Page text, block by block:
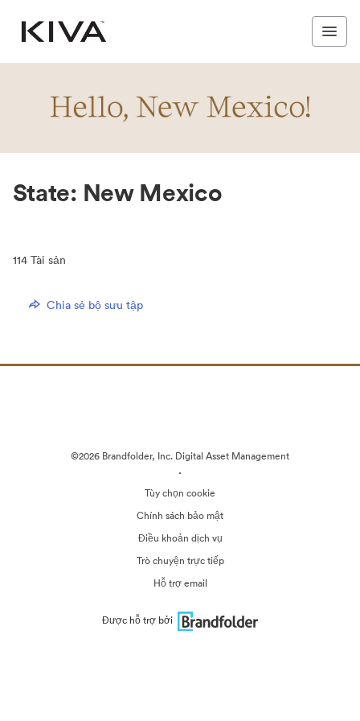
State: New Mexico
114 Tài sản
Chia sẻ bộ sưu tập
©2026 Brandfolder, Inc. Digital Asset Management
·
Tùy chọn cookie
Chính sách bảo mật
Điều khoản dịch vụ
Trò chuyện trực tiếp
Hỗ trợ email
Được hỗ trợ bởi